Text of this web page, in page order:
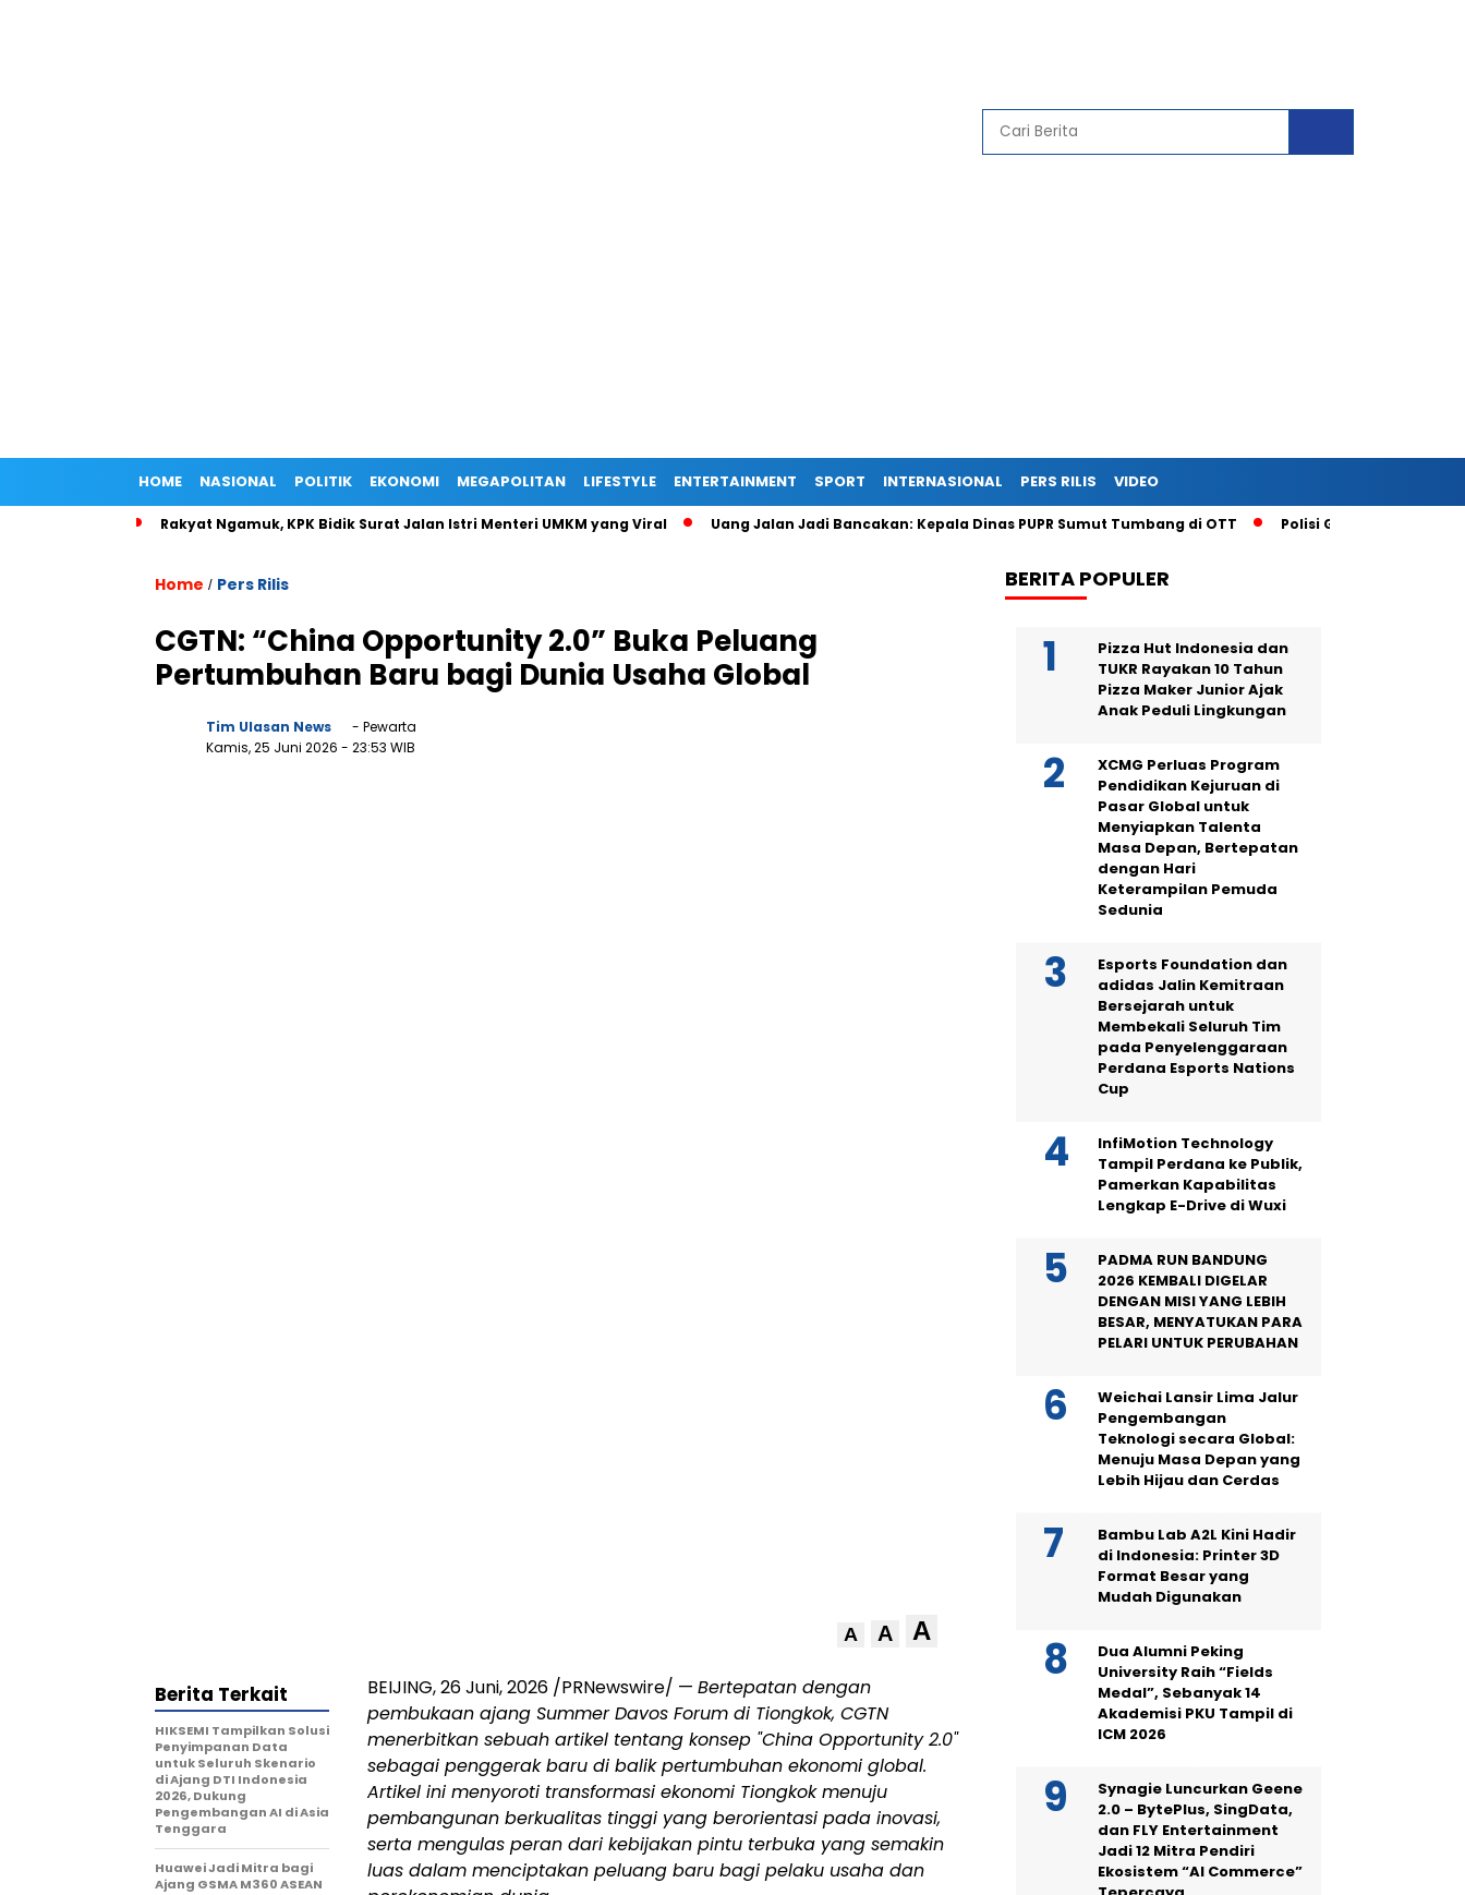
HOME NASIONAL POLITIK EKONOMI MEGAPOLITAN LIFESTYLE ENTERTAINMENT SPORT INTERNASIONAL PERS RILIS VIDEO
Rakyat Ngamuk, KPK Bidik Surat Jalan Istri Menteri UMKM yang Viral Uang Jalan Jadi Bancakan: Kepala Dinas PUPR Sumut Tumbang di OTT Polisi Gagalkan
Home / Pers Rilis
CGTN: “China Opportunity 2.0” Buka Peluang
Pertumbuhan Baru bagi Dunia Usaha Global
Tim Ulasan News
- Pewarta
Kamis, 25 Juni 2026 - 23:53 WIB
A A A
BEIJING,26 Juni, 2026 /PRNewswire/ — Bertepatan dengan
pembukaan ajang Summer Davos Forum di Tiongkok, CGTN
menerbitkan sebuah artikel tentang konsep "China Opportunity 2.0"
sebagai penggerak baru di balik pertumbuhan ekonomi global.
Artikel ini menyoroti transformasi ekonomi Tiongkok menuju
pembangunan berkualitas tinggi yang berorientasi pada inovasi,
serta mengulas peran dari kebijakan pintu terbuka yang semakin
luas dalam menciptakan peluang baru bagi pelaku usaha dan
Berita Terkait
HIKSEMI Tampilkan Solusi
Penyimpanan Data
untuk Seluruh Skenario
di Ajang DTI Indonesia
2026, Dukung
Pengembangan AI di Asia
Tenggara
Huawei Jadi Mitra bagi
Ajang GSMA M360 ASEAN
BERITA POPULER
Pizza Hut Indonesia dan
TUKR Rayakan 10 Tahun
Pizza Maker Junior Ajak
Anak Peduli Lingkungan
XCMG Perluas Program
Pendidikan Kejuruan di
Pasar Global untuk
Menyiapkan Talenta
Masa Depan, Bertepatan
dengan Hari
Keterampilan Pemuda
Sedunia
Esports Foundation dan
adidas Jalin Kemitraan
Bersejarah untuk
Membekali Seluruh Tim
pada Penyelenggaraan
Perdana Esports Nations
Cup
InfiMotion Technology
Tampil Perdana ke Publik,
Pamerkan Kapabilitas
Lengkap E-Drive di Wuxi
PADMA RUN BANDUNG
2026 KEMBALI DIGELAR
DENGAN MISI YANG LEBIH
BESAR, MENYATUKAN PARA
PELARI UNTUK PERUBAHAN
Weichai Lansir Lima Jalur
Pengembangan
Teknologi secara Global:
Menuju Masa Depan yang
Lebih Hijau dan Cerdas
Bambu Lab A2L Kini Hadir
di Indonesia: Printer 3D
Format Besar yang
Mudah Digunakan
Dua Alumni Peking
University Raih “Fields
Medal”, Sebanyak 14
Akademisi PKU Tampil di
ICM 2026
Synagie Luncurkan Geene
2.0 – BytePlus, SingData,
dan FLY Entertainment
Jadi 12 Mitra Pendiri
Ekosistem “AI Commerce”